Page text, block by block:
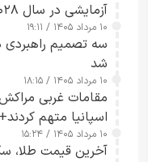
آزمایشی در سال ۲۰۲۸ انجام می‌شود
۱۰ مرداد ۱۴۰۵ / ۱۹:۱۱
سه تصمیم راهبردی
شد
۱۰ مرداد ۱۴۰۵ / ۱۸:۱۵
مقامات غربی
اسپانیا متهم
۱۰ مرداد ۱۴۰۵ / ۱۵:۲۴
آخرین قیمت طلا، سکه و ارز